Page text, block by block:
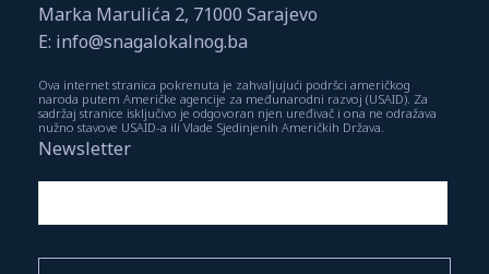
Marka Marulića 2, 71000 Sarajevo
E: info@snagalokalnog.ba
Ova internet stranica pokrenuta je zahvaljujući podršci američkog
naroda putem Američke agencije za međunarodni razvoj (USAID). Za
sadržaj stranice isključivo je odgovoran njen uređivač i ona ne odražava
nužno stavove USAID-a ili Vlade Sjedinjenih Američkih Država.
Newsletter